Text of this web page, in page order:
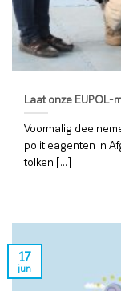
Laat onze EUPOL-
Voormalig
politieagenten in
tolken [...]
17
jun